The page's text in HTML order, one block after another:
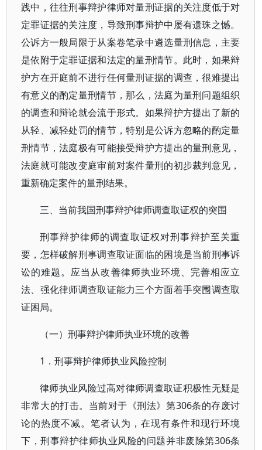
践中，往往刑事辩护律师对量刑证据的关注度低于对
定罪证据的关注度，导致刑事辩护中屡有遗珠之憾。
公诉方一般局限于从案卷笔录中遴选量刑信息，主要
是依附于定罪证据和法定的量刑情节。此时，如果辩
护方在开庭前不进行任何量刑证据的调查，很难提出
有意义的酌定量刑情节，那么，法庭为量刑问题组织
的调查和辩论就会流于形式。如果辩护方提出了新的
从轻、减轻处罚的情节，特别是公诉方忽略的酌定量
刑情节，法庭极有可能接受辩护方提出的量刑意见，
法庭就可能改变庭审前对案件量刑的初步裁判意见，
重新确定案件的量刑结果。
三、当前我国刑事辩护律师调查取证权的突围
刑事辩护律师的调查取证权对刑事辩护至关重
要，怎样破解刑事调查取证面临的困境是当前刑事诉
讼的难题。应当从改善律师执业环境、完善相应立
法、强化律师调查取证能力三个方面着手突围调查取
证困局。
（一）刑事辩护律师执业环境的改善
1．刑事辩护律师执业风险控制
律师执业风险过高对律师调查取证积极性无疑是
非常大的打击。当前对于《刑法》第306条的存废讨
论的热度不减。笔者认为，在现有条件和现行环境
下，刑事辩护律师执业风险的问题并非废除第306条